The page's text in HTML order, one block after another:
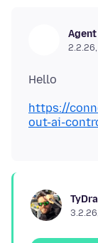
2.2.26,
https://
out-ai-